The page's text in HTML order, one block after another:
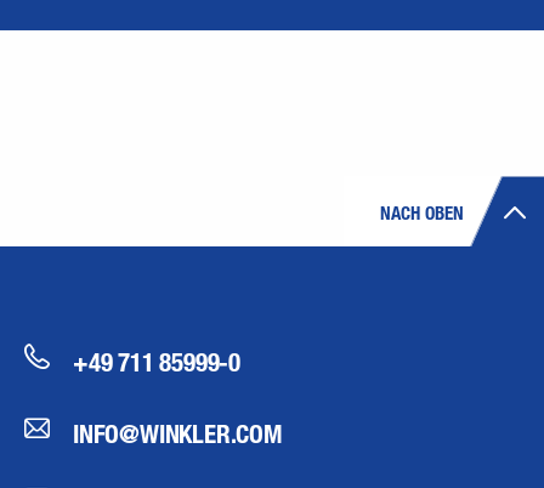
NACH OBEN
+49 711 85999-0
INFO@WINKLER.COM